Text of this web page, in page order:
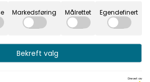
våre kunder en unik opplevelse og
ved å velge sitt bad
Markedsføring Målrettet Egendefinert
Bekreft valg
Drevet av